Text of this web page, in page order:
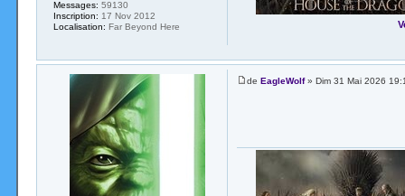
Messages: 59130
Inscription: 17 Nov 2012
Localisation: Far Beyond Here
de EagleWolf» Dim 31 Mai 2026